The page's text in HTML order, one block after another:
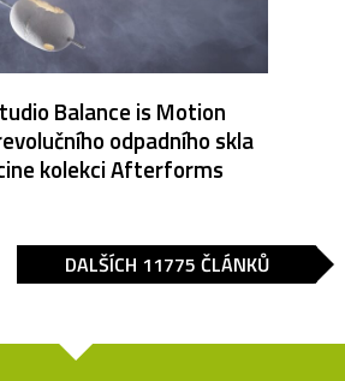
Balance is Motion
odpadního skla
kolekci Afterforms
DALŠÍCH 11775 ČLÁNKŮ